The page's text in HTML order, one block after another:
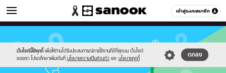
เข้าสู่ระบบสมาชิก
ดูดวง หมวดอื่นๆ
เว็บไซต์นี้ใช้คุกกี้ เพื่อให้ท่านได้รับประสบการณ์การใช้งานที่ดีที่สุดบน เว็บไซต์
ของเรา โปรดศึกษาเพิ่มเติมที่ นโยบายความเป็นส่วนตัว และ นโยบายคุกกี้
ตกลง
//s.isanook.com/sr/0/images/logo-
new-
sanook.png
//s.isanook.com/ho/0/ud/fxd/day/day-
4.png